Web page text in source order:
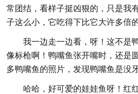
常团结，看样子挺凶狠的，只是我
子这么小，它吃得下比它大许多倍
我一边走一边看，呀！这不是
像标枪啊！鸭嘴鱼张开嘴时，还是
多鸭嘴鱼的照片，发现鸭嘴鱼是没
哈哈，好可爱的娃娃鱼呀！红